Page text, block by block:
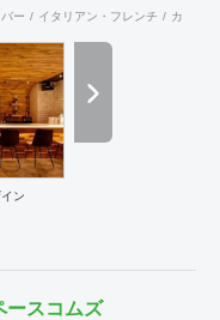
る言語の壁を越えた空間デ
、世界の最先端のデザイン
、 国境を越えて活躍し続
Value バリュー 感動・創
、用途や目的に沿った本
提供します 創造：最先端
自身がワクワクするクリ
既成の概念や思い込みに
戦を意識します
ー イタリアン・フレンチ カフェ
ン
ースコムズ